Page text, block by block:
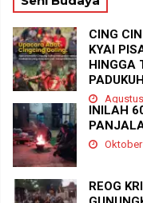
CING
KYAI
HINGGA
INILAH
Oktober
REOG